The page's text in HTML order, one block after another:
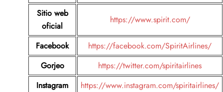
Sitio web
oficial
https://www.spirit.com/
Facebook
https://facebook.com/SpiritAirlines/
Gorjeo
https://twitter.com/spiritairlines
Instagram
https://www.instagram.com/spiritairlines/